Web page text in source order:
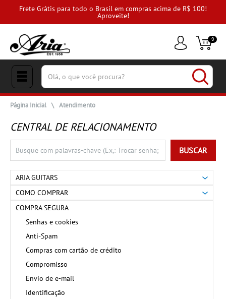
Frete Grátis para todo o Brasil em compras acima de R$ 100!
Aproveite!
0
(pesquisar)
Página Inicial \ Atendimento
CENTRAL DE RELACIONAMENTO
BUSCAR
ARIA GUITARS
COMO COMPRAR
COMPRA SEGURA
Senhas e cookies
Anti-Spam
Compras com cartão de crédito
Compromisso
Envio de e-mail
Identificação